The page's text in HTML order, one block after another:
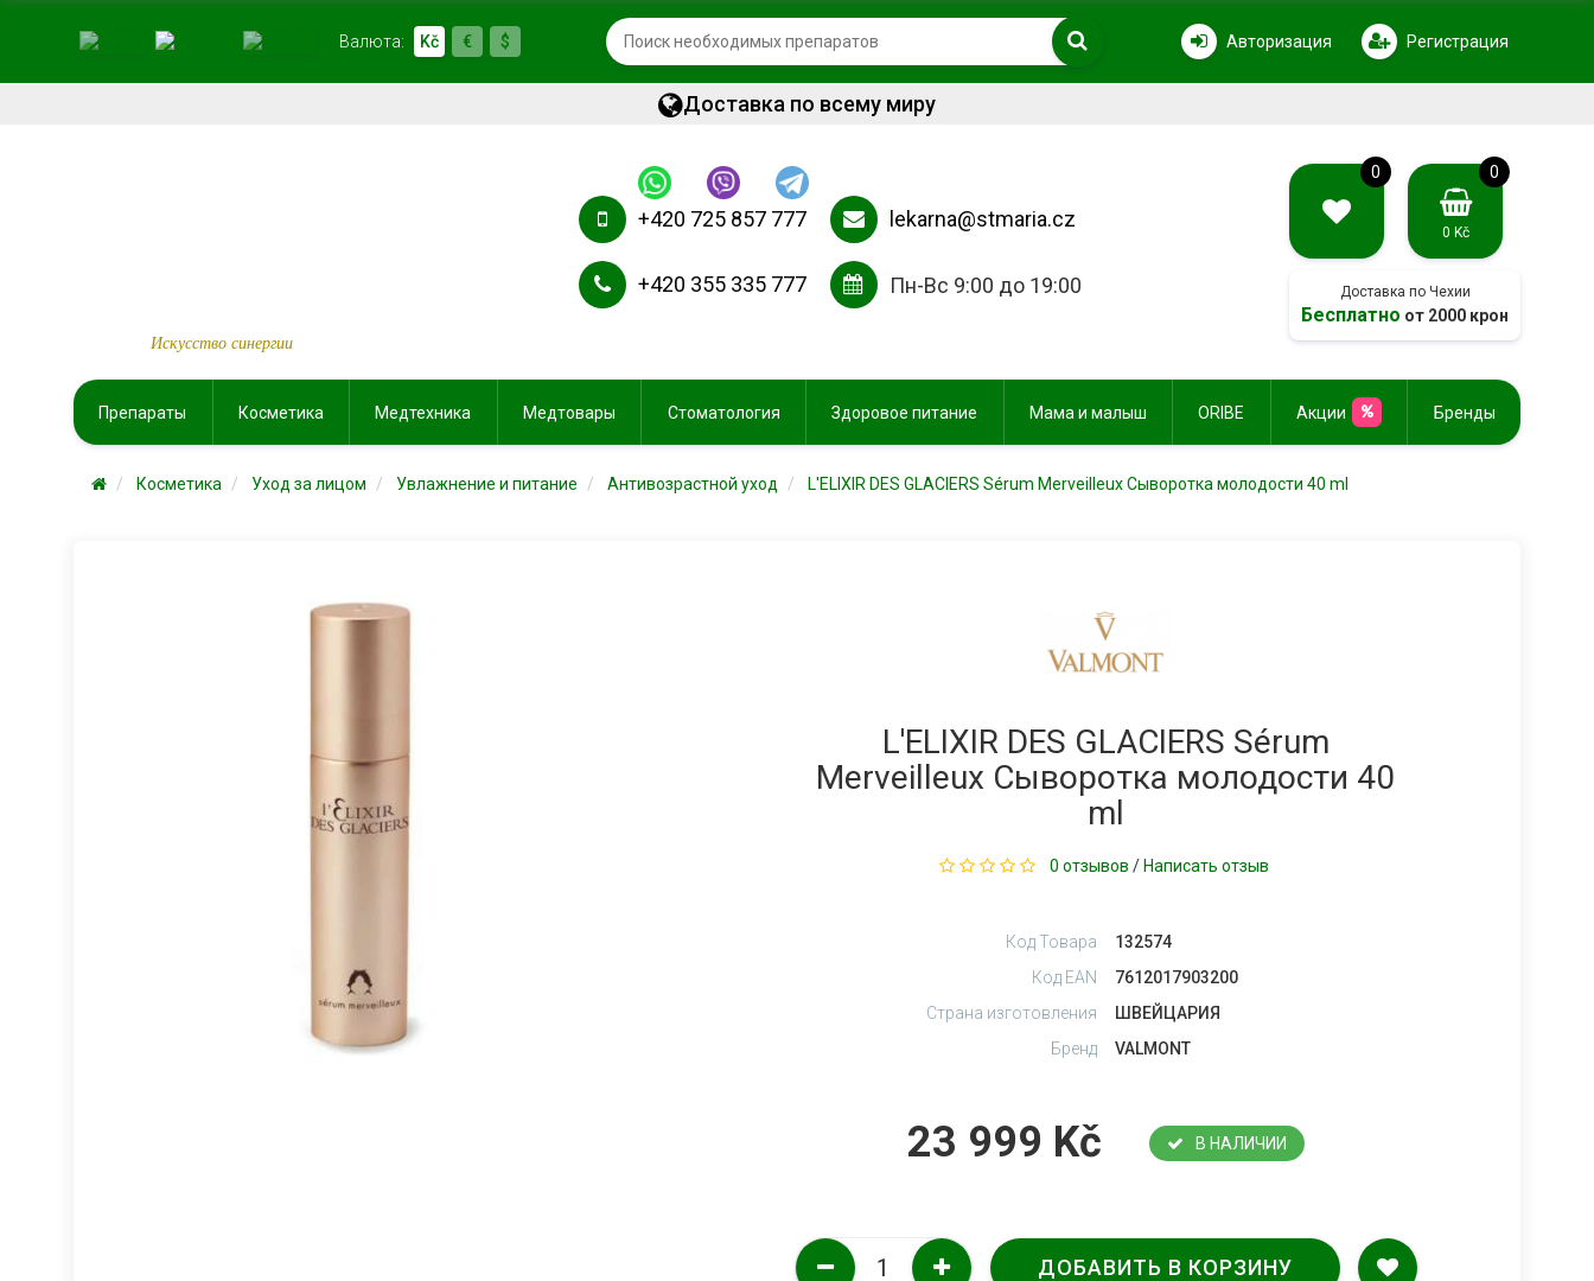
Валюта: Kč € $ Авторизация Регистрация
Доставка по всему миру
Искусство синергии
+420 725 857 777
+420 355 335 777
lekarna@stmaria.cz
Пн-Вс 9:00 до 19:00
0 0
0 Kč
Доставка по Чехии
Бесплатно от 2000 крон
Препараты Косметика Медтехника Медтовары Стоматология Здоровое питание Мама и малыш ORIBE Акции Бренды
Косметика Уход за лицом Увлажнение и питание Антивозрастной уход L'ELIXIR DES GLACIERS Sérum Merveilleux Cыворотка молодости 40 ml
L'ELIXIR DES GLACIERS Sérum
Merveilleux Cыворотка молодости 40
ml
0 отзывов / Написать отзыв
Код Товара
132574
Код EAN
7612017903200
Страна изготовления
ШВЕЙЦАРИЯ
Бренд
VALMONT
23 999 Kč В НАЛИЧИИ
ДОБАВИТЬ В КОРЗИНУ